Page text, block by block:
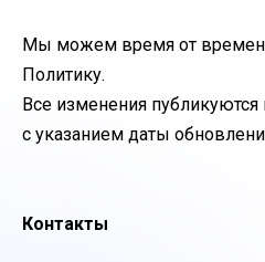
Мы можем время от
Политику.
Все изменения публикуются
с указанием даты
Контакты